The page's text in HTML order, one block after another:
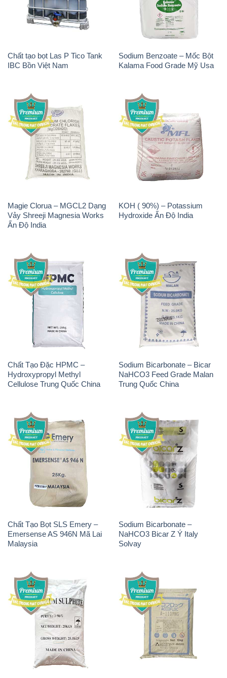
Chất tạo bọt Las P Tico Tank
IBC Bồn Việt Nam
Sodium Benzoate – Mốc Bột
Kalama Food Grade Mỹ Usa
Magie Clorua – MGCL2 Dạng
Vảy Shreeji Magnesia Works
Ấn Độ India
KOH ( 90%) – Potassium
Hydroxide Ấn Độ India
Chất Tạo Đặc HPMC –
Hydroxypropyl Methyl
Cellulose Trung Quốc China
Sodium Bicarbonate – Bicar
NaHCO3 Feed Grade Malan
Trung Quốc China
Chất Tạo Bọt SLS Emery –
Emersense AS 946N Mã Lai
Malaysia
Sodium Bicarbonate –
NaHCO3 Bicar Z Ý Italy
Solvay